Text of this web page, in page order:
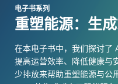
电子书系列
重塑能源：生
在本电子书中，我们探讨了
提高运营效率、降低健康与
少排放来帮助重塑能源与公